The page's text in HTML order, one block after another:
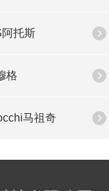
托斯
格
马祖奇